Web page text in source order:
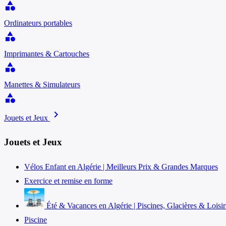
category
Ordinateurs portables
category
Imprimantes & Cartouches
category
Manettes & Simulateurs
category
Jouets et Jeux chevron_right
Jouets et Jeux
Vélos Enfant en Algérie | Meilleurs Prix & Grandes Marques
Exercice et remise en forme
Été & Vacances en Algérie | Piscines, Glacières &
Piscine